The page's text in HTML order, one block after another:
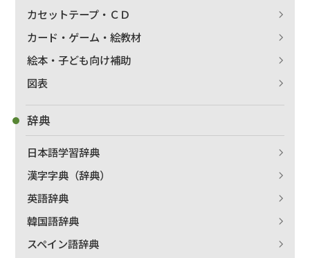
カセットテープ・ＣＤ
カード・ゲーム・絵教材
絵本・子ども向け補助
図表
辞典
日本語学習辞典
漢字字典（辞典）
英語辞典
韓国語辞典
スペイン語辞典